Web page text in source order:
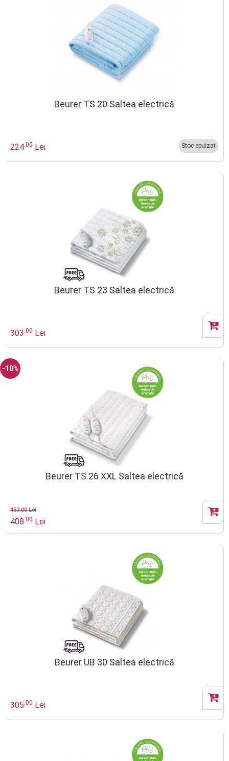
Beurer TS 20 Saltea electrică
224.00 Lei Stoc epuizat
Beurer TS 23 Saltea electrică
303 .00 Lei
-10%
Beurer TS 26 XXL Saltea electrică
453.00 Lei
408.00 Lei
Beurer UB 30 Saltea electrică
305.00 Lei